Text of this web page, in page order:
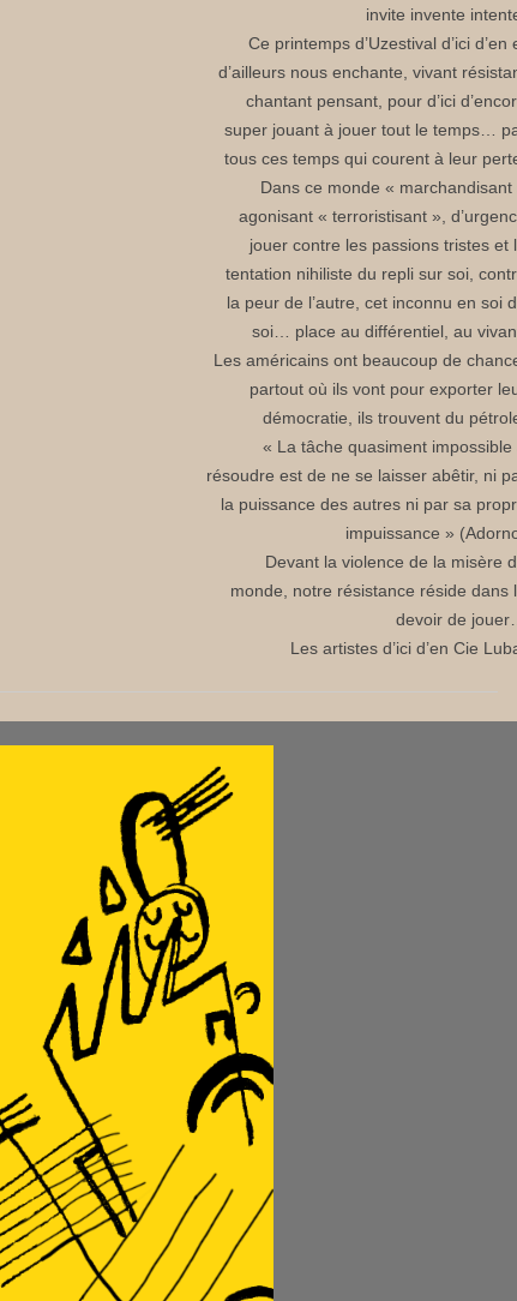
invite invente
Ce printemps d’Uzestival d’ici d’en
d’ailleurs nous enchante, vivant
chantant pensant, pour d’ici
super jouant à jouer tout le temps…
tous ces temps qui courent à leur
Dans ce monde « marchandisant
agonisant « terroristisant »,
jouer contre les passions tristes et
tentation nihiliste du repli sur soi,
la peur de l’autre, cet inconnu en soi
soi… place au différentiel, au
Les américains ont beaucoup de
partout où ils vont pour exporter
démocratie, ils trouvent du
« La tâche quasiment impossible
résoudre est de ne se laisser abêtir, ni
la puissance des autres ni par sa
impuissance »
Devant la violence de la misère
monde, notre résistance réside dans
devoir de jouer…
Les artistes d’ici d’en Cie